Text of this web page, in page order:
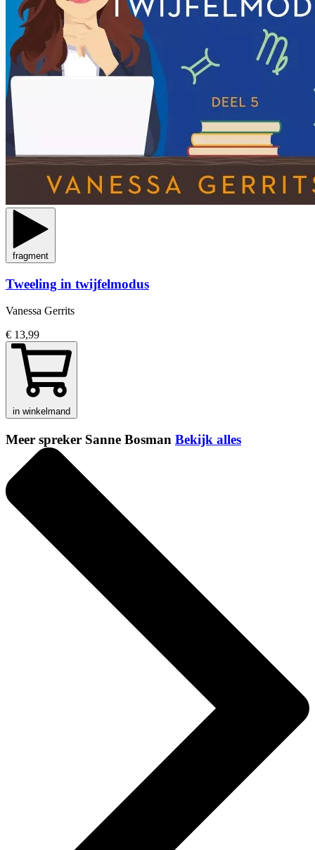
fragment
Tweeling in twijfelmodus
Vanessa Gerrits
€ 13,99
in winkelmand
Meer spreker Sanne Bosman Bekijk alles